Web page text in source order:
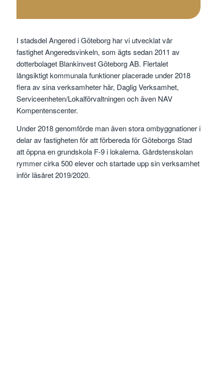
I stadsdel Angered i Göteborg har vi utvecklat vår
fastighet Angeredsvinkeln, som ägts sedan 2011 av
dotterbolaget Blankinvest Göteborg AB. Flertalet
långsiktigt kommunala funktioner placerade under 2018
flera av sina verksamheter här, Daglig Verksamhet,
Serviceenheten/Lokalförvaltningen och även NAV
Kompentenscenter.
Under 2018 genomförde man även stora ombyggnationer i
delar av fastigheten för att förbereda för Göteborgs Stad
att öppna en grundskola F-9 i lokalerna. Gårdstenskolan
rymmer cirka 500 elever och startade upp sin verksamhet
inför läsåret 2019/2020.